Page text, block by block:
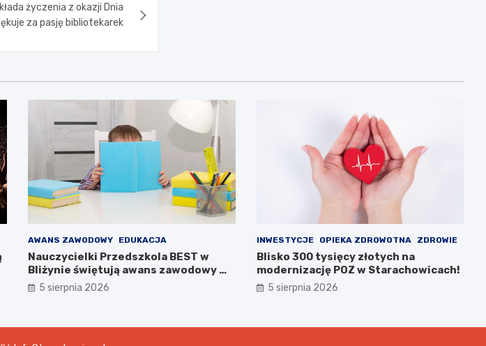
życzenia z okazji Dnia
za pasję bibliotekarek
AWANS ZAWODOWY EDUKACJA
Nauczycielki Przedszkola BEST w
Bliżynie świętują awans zawodowy w
wyjątkowym dniu
5 sierpnia 2026
INWESTYCJE OPIEKA ZDROWOTNA ZDROWIE
Blisko 300 tysięcy złotych na
modernizację POZ w Starachowicach!
5 sierpnia 2026